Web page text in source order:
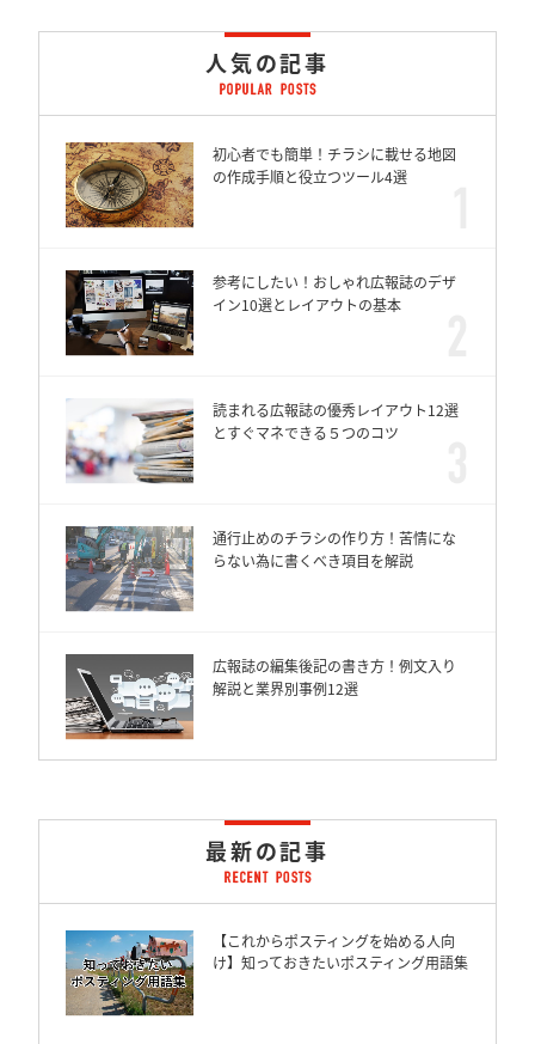
人気の記事
初心者でも簡単！チラシに載せる地図
の作成手順と役立つツール4選
参考にしたい！おしゃれ広報誌のデザ
イン10選とレイアウトの基本
読まれる広報誌の優秀レイアウト12選
とすぐマネできる５つのコツ
通行止めのチラシの作り方！苦情にな
らない為に書くべき項目を解説
広報誌の編集後記の書き方！例文入り
解説と業界別事例12選
最新の記事
【これからポスティングを始める人向
け】知っておきたいポスティング用語集